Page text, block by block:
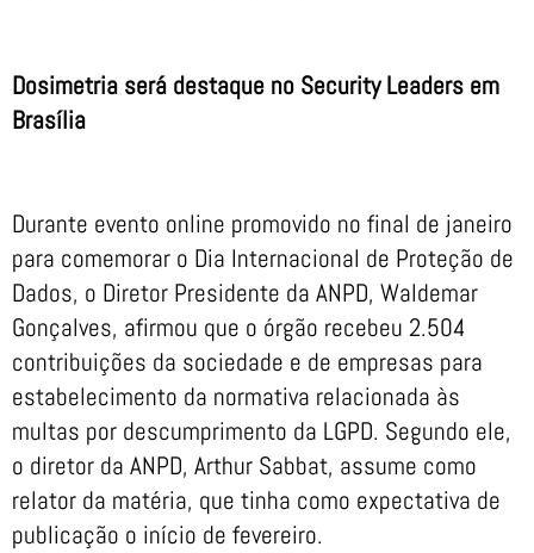
Dosimetria será destaque no Security Leaders em
Brasília
Durante evento online promovido no final de janeiro
para comemorar o Dia Internacional de Proteção de
Dados, o Diretor Presidente da ANPD, Waldemar
Gonçalves, afirmou que o órgão recebeu 2.504
contribuições da sociedade e de empresas para
estabelecimento da normativa relacionada às
multas por descumprimento da LGPD. Segundo ele,
o diretor da ANPD, Arthur Sabbat, assume como
relator da matéria, que tinha como expectativa de
publicação o início de fevereiro.